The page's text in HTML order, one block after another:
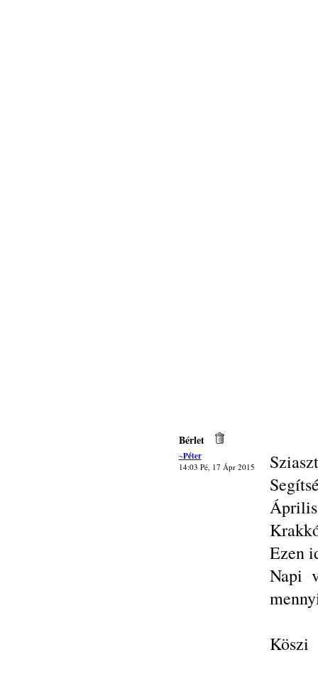
Bérlet
~Péter
14:03 Pé, 17 Ápr 2015
Április
Ezen
Napi
Köszi